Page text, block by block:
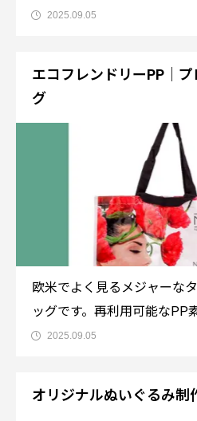
ニューのマグネットは如何
2025.09.05
エコフレンドリーPP｜
グ
欧米でよく見るメジャーな
ッグです。再利用可能なPP
ザインが生きる素材なので
参考単価：120円～要お見積
2025.09.05
オリジナルぬいぐるみ制